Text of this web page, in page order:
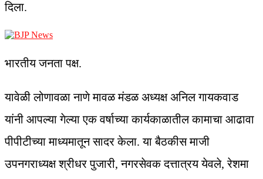
दिला.
भारतीय जनता पक्ष.
यावेळी लोणावळा नाणे मावळ मंडळ अध्यक्ष अनिल गायकवाड
यांनी आपल्या गेल्या एक वर्षाच्या कार्यकाळातील कामाचा आढावा
पीपीटीच्या माध्यमातून सादर केला. या बैठकीस माजी
उपनगराध्यक्ष श्रीधर पुजारी, नगरसेवक दत्तात्रय येवले, रेशमा